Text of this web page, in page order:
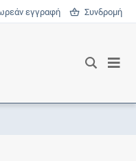
εγγραφή Συνδρομή